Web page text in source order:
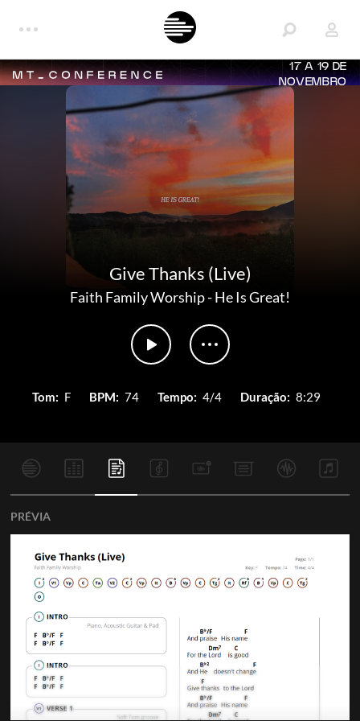
17 A 19 DE
NOVEMBRO
Give Thanks (Live)
Faith Family Worship-He Is Great!
Tom: F BPM: 74 Tempo: 4/4 Duração: 8:29
PRÉVIA